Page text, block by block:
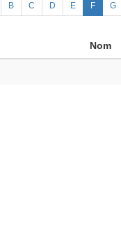
B C D E F G
Nom